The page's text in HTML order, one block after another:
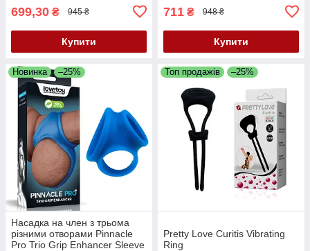
699,30 ₴ 945 ₴
Купити
711 ₴ 948 ₴
Купити
Новинка –25%
Насадка на член з трьома
різними отворами Pinnacle
Pro Trio Grip Enhancer Sleeve
Топ продажів –25%
Pretty Love Curitis Vibrating
Ring